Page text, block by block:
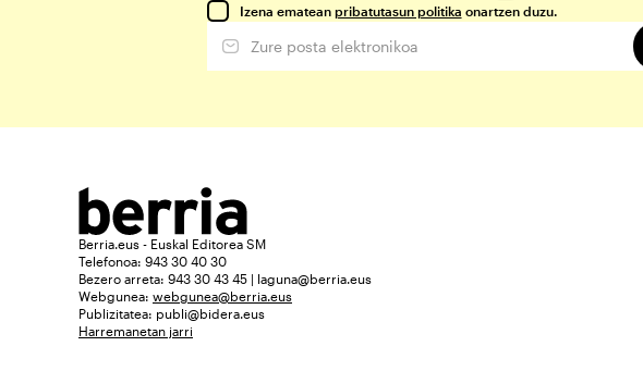
Izena ematean pribatutasun politika onartzen duzu.
Berria.eus - Euskal Editorea SM
Telefonoa: 943 30 40 30
Bezero arreta: 943 30 43 45 | laguna@berria.eus
Webgunea: webgunea@berria.eus
Publizitatea: publi@bidera.eus
Harremanetan jarri